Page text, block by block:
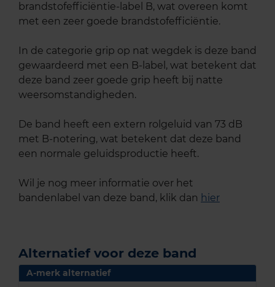
brandstofefficiëntie-label B, wat overeen komt
met een zeer goede brandstofefficiëntie.
In de categorie grip op nat wegdek is deze band
gewaardeerd met een B-label, wat betekent dat
deze band zeer goede grip heeft bij natte
weersomstandigheden.
De band heeft een extern rolgeluid van 73 dB
met B-notering, wat betekent dat deze band
een normale geluidsproductie heeft.
Wil je nog meer informatie over het
bandenlabel van deze band, klik dan hier
Alternatief voor deze band
A-merk alternatief